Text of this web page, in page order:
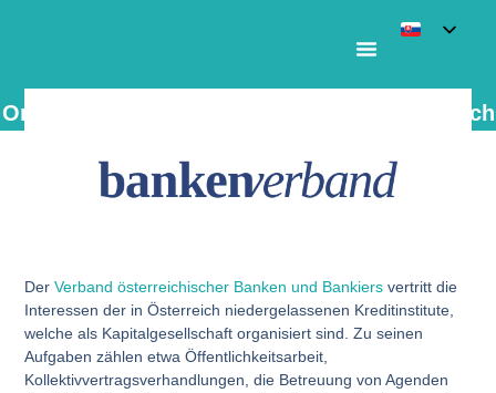
Ombudsstelle des Bankenverbands Österreich
DerVerband österreichischer Banken und Bankiers vertritt die
Interessen der in Österreich niedergelassenen Kreditinstitute,
welche als Kapitalgesellschaft organisiert sind. Zu seinen
Aufgaben zählen etwa Öffentlichkeitsarbeit,
Kollektivvertragsverhandlungen, die Betreuung von Agenden